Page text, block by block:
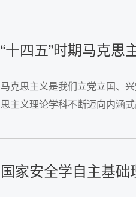
“十四五”时期马克思
马克思主义是我们立党立国、
思主义理论学科不断迈向内涵
国家安全学自主基础